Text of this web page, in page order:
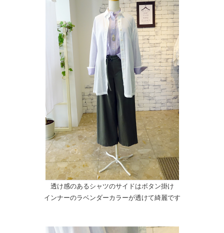
透け感のあるシャツのサイドはボタン掛け
インナーのラベンダーカラーが透けて綺麗です